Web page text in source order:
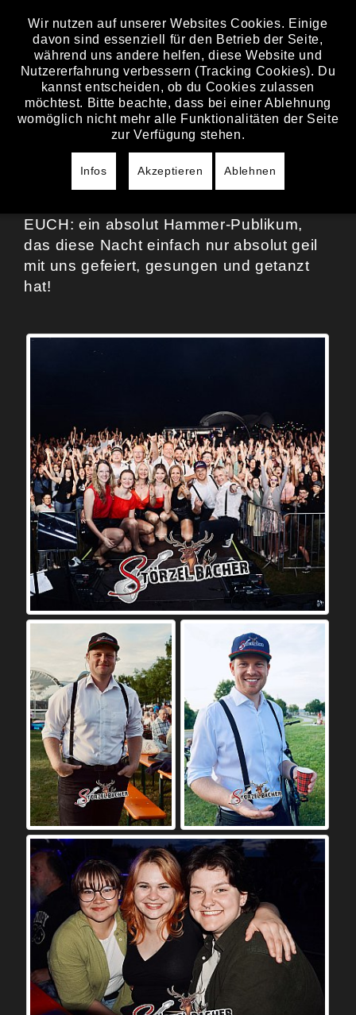
FREITAG, 26. JULI 2024
STÖRZELBACHER
OPEN AIR
STÖRZELBACHER OPEN AIR
EUCH: ein absolut Hammer-Publikum,
das diese Nacht einfach nur absolut geil
mit uns gefeiert, gesungen und getanzt
hat!
Wir nutzen auf unserer Websites Cookies. Einige
davon sind essenziell für den Betrieb der Seite,
während uns andere helfen, diese Website und
Nutzererfahrung verbessern (Tracking Cookies). Du
kannst entscheiden, ob du Cookies zulassen
möchtest. Bitte beachte, dass bei einer Ablehnung
womöglich nicht mehr alle Funktionalitäten der Seite
zur Verfügung stehen.
Infos Akzeptieren Ablehnen